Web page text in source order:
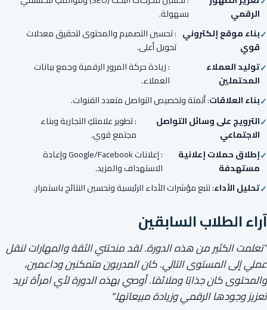
الرقمي
بسهولة.
بناء موقع إلكتروني
قوي
: تحسين التصميم والمحتوى لتحقيق معدلات
تحويل أعلى.
توليد العملاء
المحتملين
: زيادة حركة المرور الرقمية وجمع بيانات
العملاء.
بناء العلاقات: أتمتة وتخصيص التواصل متعدد القنوات.
الترويج على وسائل التواصل
الاجتماعي
: تطوير علامتكِ التجارية وبناء
مجتمع قوي.
إطلاق حملات إعلانية
مستهدفة
: إعلانات Google/Facebook وإعادة
الاستهداف والمزيد.
تحليل الأداء: تتبع مؤشرات الأداء الرئيسية وتحسين النتائج باستمرار.
آراء الطلاب السابقين
"تعلمت الكثير من هذه الدورة. لقد منحتني الثقة والمهارات لنقل
عملي إلى المستوى التالي. كان المدربون متمكنين وداعمين،
والمحتوى كان جذابًا وملائمًا. أوصي بهذه الدورة لأي امرأة تريد
تعزيز وجودها الرقمي وزيادة مبيعاتها."